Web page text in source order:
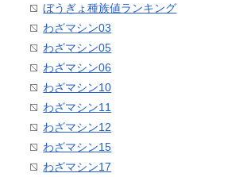
ぼうぎょ種族値ランキング
わざマシン03
わざマシン05
わざマシン06
わざマシン10
わざマシン11
わざマシン12
わざマシン15
わざマシン17